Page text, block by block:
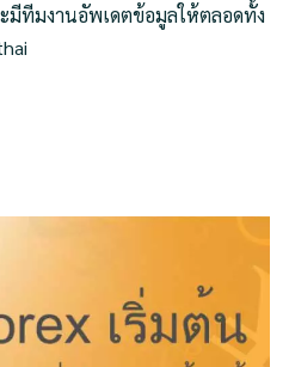
ะมีทีมงานอัพเดตข้อมูลให้ตลอดทั้ง